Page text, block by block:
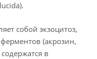
собой экзоцитоз,
(акрозин,
в